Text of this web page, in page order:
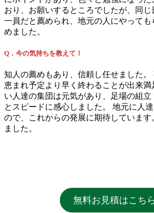
おり、お願いするところでしたが、同
一員だと薦められ、地元の人にやって
めました。
Q．今の気持ちを教えて！
知人の薦めもあり、信頼し任せました。
恵まれ予定より早く終わることが出来
い人達の集団は元気があり、足場の組立
とスピードに感心しました。 地元に人
ので、これからの発展に期待していま
ました。
無料お見積はこちら